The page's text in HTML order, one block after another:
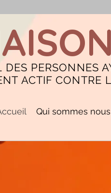
PERSONNES
ACTIF CONTRE
Qui sommes nous